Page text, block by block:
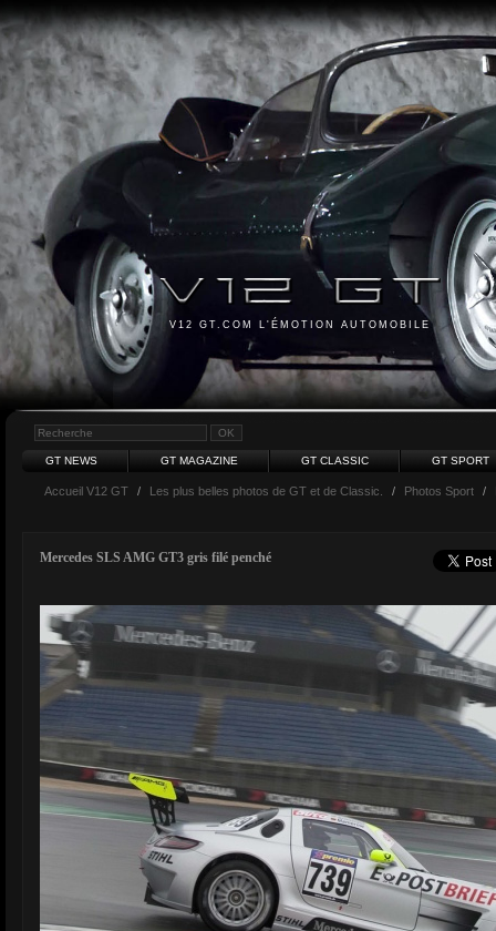
V12 GT.COM L'ÉMOTION AUTOMOBILE
GT NEWS GT MAGAZINE GT CLASSIC GT SPORT
Accueil V12 GT / Les plus belles photos de GT et de Classic. / Photos Sport /
Mercedes SLS AMG GT3 gris filé penché